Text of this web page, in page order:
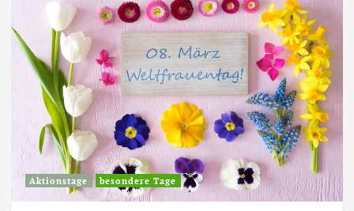
Aktionstage besondere Tage